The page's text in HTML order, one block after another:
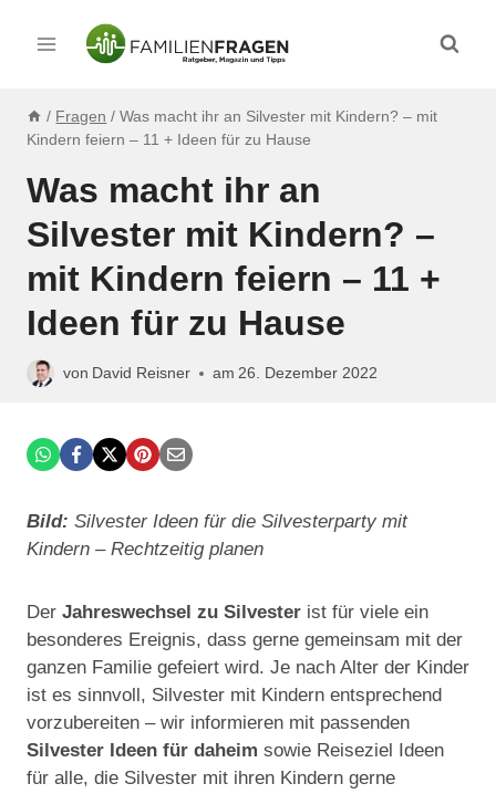
Inhalt
/ Fragen / Was macht ihr an Silvester mit Kindern? – mit
Kindern feiern – 11 + Ideen für zu Hause
Was macht ihr an
Silvester mit Kindern? –
mit Kindern feiern – 11 +
Ideen für zu Hause
von David Reisner am 26. Dezember 2022
Bild: Silvester Ideen für die Silvesterparty mit
Kindern – Rechtzeitig planen
Der Jahreswechsel zu Silvester ist für viele ein
besonderes Ereignis, dass gerne gemeinsam mit der
ganzen Familie gefeiert wird. Je nach Alter der Kinder
ist es sinnvoll, Silvester mit Kindern entsprechend
vorzubereiten – wir informieren mit passenden
Silvester Ideen für daheim sowie Reiseziel Ideen
für alle, die Silvester mit ihren Kindern gerne